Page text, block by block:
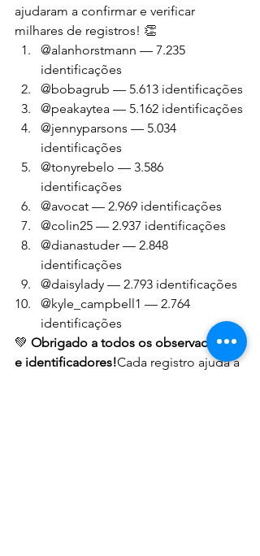
ajudaram a confirmar e verificar
milhares de registros! 👏
@alanhorstmann — 7.235
identificações
@bobagrub — 5.613 identificações
@peakaytea — 5.162 identificações
@jennyparsons — 5.034
identificações
@tonyrebelo — 3.586
identificações
@avocat — 2.969 identificações
@colin25 — 2.937 identificações
@dianastuder — 2.848
identificações
@daisylady — 2.793 identificações
@kyle_campbell1 — 2.764
identificações
💚 Obrigado a todos os observadores
e identificadores!Cada registro ajuda a